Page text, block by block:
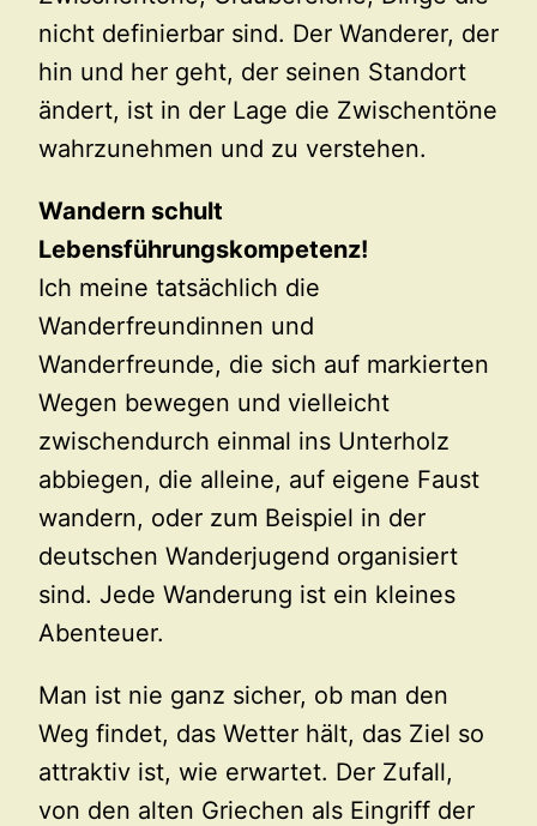
nicht definierbar sind. Der Wanderer, der
hin und her geht, der seinen Standort
ändert, ist in der Lage die Zwischentöne
wahrzunehmen und zu verstehen.
Wandern schult
Lebensführungskompetenz!
Ich meine tatsächlich die
Wanderfreundinnen und
Wanderfreunde, die sich auf markierten
Wegen bewegen und vielleicht
zwischendurch einmal ins Unterholz
abbiegen, die alleine, auf eigene Faust
wandern, oder zum Beispiel in der
deutschen Wanderjugend organisiert
sind. Jede Wanderung ist ein kleines
Abenteuer.
Man ist nie ganz sicher, ob man den
Weg findet, das Wetter hält, das Ziel so
attraktiv ist, wie erwartet. Der Zufall,
von den alten Griechen als Eingriff der